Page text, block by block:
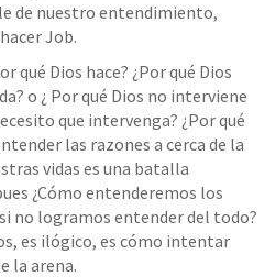
de nuestro entendimiento,
Job.
qué Dios hace? ¿Por qué Dios
o ¿ Por qué Dios no interviene
que intervenga? ¿Por qué
las razones a cerca de la
vidas es una batalla
¿Cómo entenderemos los
no logramos entender del todo?
es ilógico, es cómo intentar
la arena.